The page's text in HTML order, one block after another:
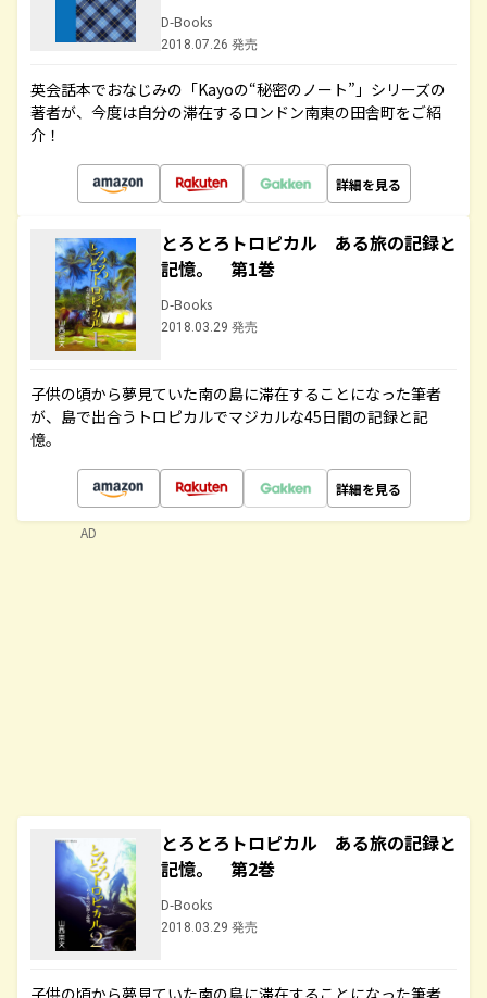
D-Books
2018.07.26 発売
英会話本でおなじみの「Kayoの“秘密のノート”」シリーズの
著者が、今度は自分の滞在するロンドン南東の田舎町をご紹
介！
詳細を見る
とろとろトロピカル ある旅の記録と
記憶。 第1巻
D-Books
2018.03.29 発売
子供の頃から夢見ていた南の島に滞在することになった筆者
が、島で出合うトロピカルでマジカルな45日間の記録と記
憶。
詳細を見る
とろとろトロピカル ある旅の記録と
記憶。 第2巻
D-Books
2018.03.29 発売
子供の頃から夢見ていた南の島に滞在することになった筆者
AD